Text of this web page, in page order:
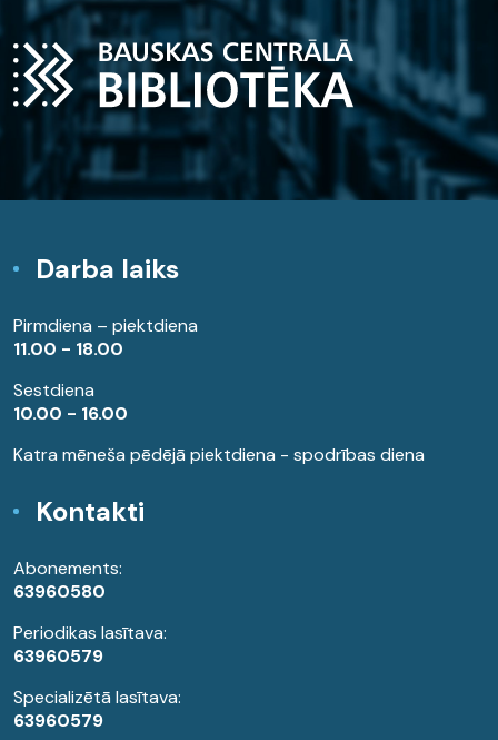
Darba laiks
Pirmdiena – piektdiena
11.00 - 18.00
Sestdiena
10.00 - 16.00
Katra mēneša pēdējā piektdiena - spodrības diena
Kontakti
Abonements:
63960580
Periodikas lasītava:
63960579
Specializētā lasītava:
63960579